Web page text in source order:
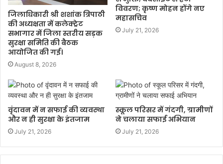
जिलाधिकारी श्री शशांक त्रिपाठी
की अध्यक्षता में कलेक्ट्रेट
सभागार में जिला स्तरीय सड़क
सुरक्षा समिति की बैठक
आयोजित की गई।
August 8, 2026
विवरण; कृष्ण मोहन होंगे नए
महासचिव
July 21, 2026
वृंदावन में न सफाई की व्यवस्था
और न ही सुरक्षा के इंतजाम
July 21, 2026
स्कूल परिसर में गंदगी, ग्रामीणों
ने चलाया सफाई अभियान
July 21, 2026